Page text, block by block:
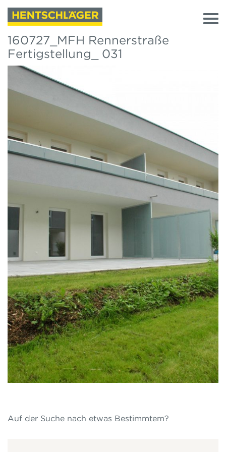
160727_MFH Rennerstraße
Fertigstellung_ 031
Auf der Suche nach etwas Bestimmtem?